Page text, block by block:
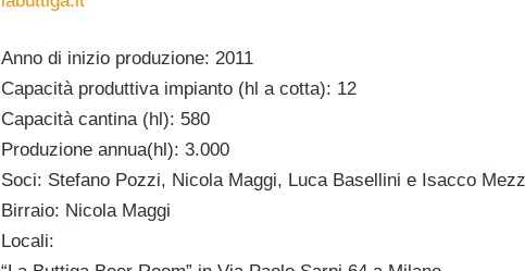
Anno di inizio produzione: 2011
Capacità produttiva impianto (hl a cotta): 12
Capacità cantina (hl): 580
Produzione annua(hl): 3.000
Soci: Stefano Pozzi, Nicola Maggi, Luca Basellini e Isacco
Birraio: Nicola Maggi
Locali: